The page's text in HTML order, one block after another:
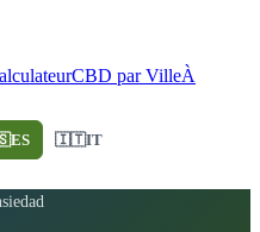
CBD par VilleÀ
ES 🇮🇹IT